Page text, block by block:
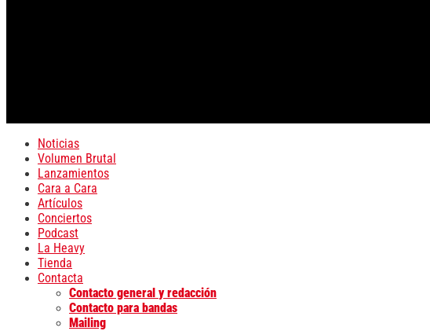
Noticias
Volumen Brutal
Lanzamientos
Cara a Cara
Artículos
Conciertos
Podcast
La Heavy
Tienda
Contacta
Contacto general y redacción
Contacto para bandas
Mailing